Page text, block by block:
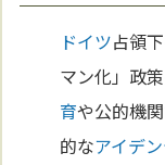
ドイツ占領
マン化」政
育や公的機
的なアイデ